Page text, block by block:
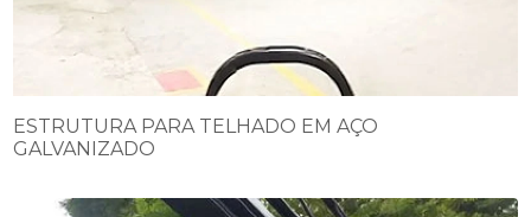
ESTRUTURA PARA TELHADO EM AÇO
GALVANIZADO